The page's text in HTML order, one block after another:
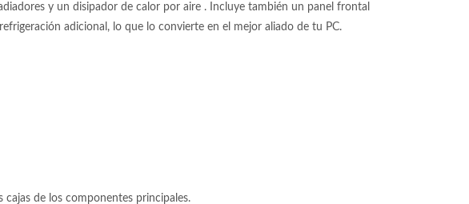
y un disipador de calor por aire . Incluye también un panel frontal
adicional, lo que lo convierte en el mejor aliado de tu PC.
cajas de los componentes principales.